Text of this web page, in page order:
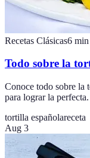
Recetas Clásicas6 min
Todo sobre la
Conoce todo sobre la
para lograr la
tortilla españolareceta
Aug 3